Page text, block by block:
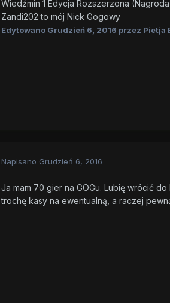
Wiedźmin 1 Edycja Rozszerzona
Zandi202 to mój Nick Gogowy
Edytowano Grudzień 6, 2016 przez Pietja
Napisano Grudzień 6, 2016
Ja mam 70 gier na GOGu. Lubię wrócić
trochę kasy na ewentualną, a raczej